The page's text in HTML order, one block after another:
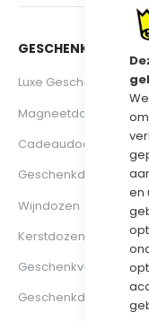
en
GESCHENKDOZEN &
Luxe Geschenkdozen
Magneetdozen
Cadeaudoos
Geschenkdozen
Wijndozen
Kerstdozen
Geschenkdozen